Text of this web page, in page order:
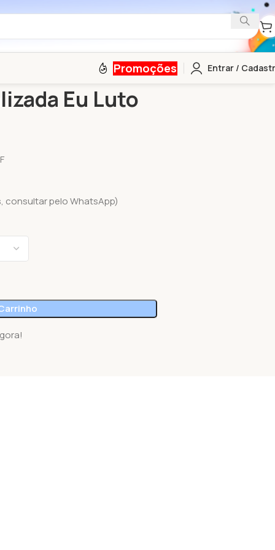
Promoções Entrar /
Eu Luto Por Um Autista
Eu Luto
consultar pelo WhatsApp)